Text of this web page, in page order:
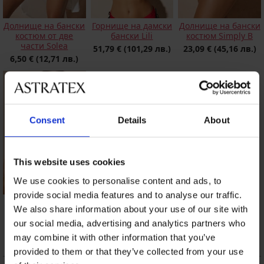
Consent Details About
This website uses cookies
We use cookies to personalise content and ads, to
provide social media features and to analyse our traffic.
We also share information about your use of our site with
our social media, advertising and analytics partners who
may combine it with other information that you’ve
provided to them or that they’ve collected from your use
Долнище на бански
костюм от две
части Solеa
6,50 € (12,71 лв.)
Горнище на дамски
бански Lili
51,79 € (101,29 лв.)
Долнище на бански
костюм Simply B
23,09 € (45,16 лв.)
Горнище на бански
костюм Sateen
Green Push-Up
24,49 €(47,90 лв.)